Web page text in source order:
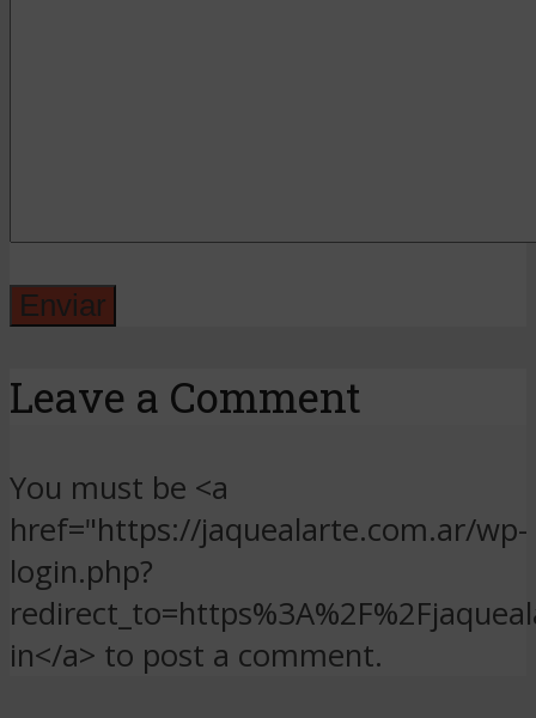
Leave a Comment
You must be <a
href="https://jaquealarte.com.ar/wp-
login.php?
in</a> to post a comment.